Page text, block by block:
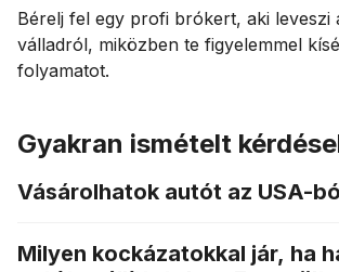
Bérelj fel egy profi brókert, aki leveszi
válladról, miközben te figyelemmel
folyamatot.
Gyakran ismételt
Vásárolhatok autót az USA-
Milyen kockázatokkal jár, ha